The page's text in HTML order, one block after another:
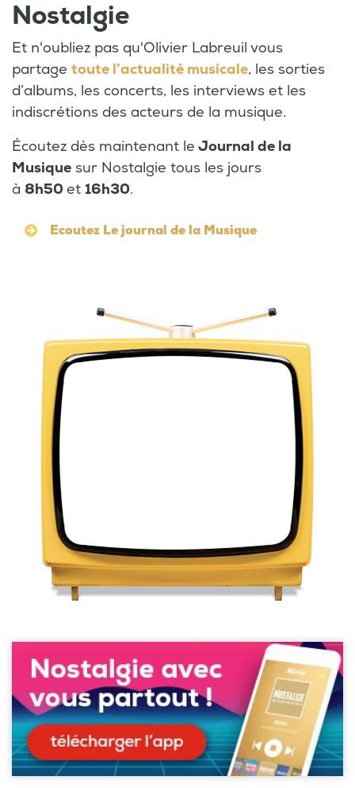
Nostalgie
Et n'oubliez pas qu'Olivier Labreuil vous
partage toute l’actualité musicale, les sorties
d’albums, les concerts, les interviews et les
indiscrétions des acteurs de la musique.
Écoutez dès maintenant le Journal de la
Musique sur Nostalgie tous les jours
à 8h50 et 16h30.
Ecoutez Le journal de la Musique